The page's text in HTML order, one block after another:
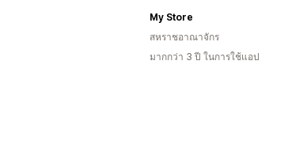
My Store
สหราชอาณาจักร
มากกว่า 3 ปี ในการใช้แอป